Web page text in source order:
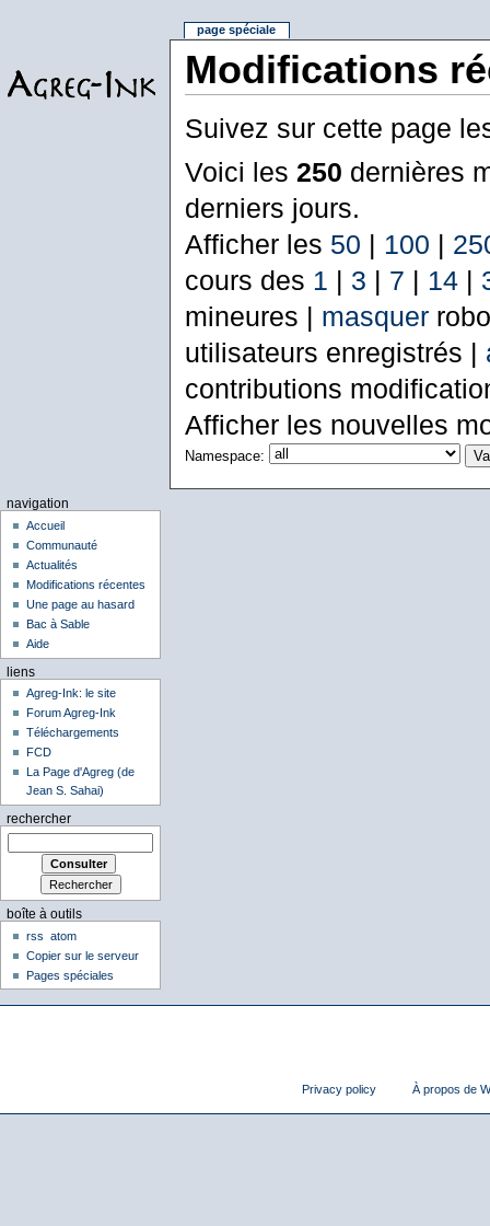
Modifications
Suivez sur cette page
Voici les 250 dernières
derniers jours.
Afficher les 50 | 100 |
cours des 1 | 3 | 7 | 14|
mineures | masquer
utilisateurs enregistrés |
contributions
Afficher les nouvelles
Namespace:
page spéciale
navigation
Accueil
Communauté
Actualités
Modifications récentes
Une page au hasard
Bac à Sable
Aide
liens
Agreg-Ink: le site
Forum Agreg-Ink
Téléchargements
FCD
La Page d'Agreg (de
Jean S. Sahai)
rechercher
boîte à outils
rss
atom
Copier sur le serveur
Pages spéciales
Privacy policy À propos de